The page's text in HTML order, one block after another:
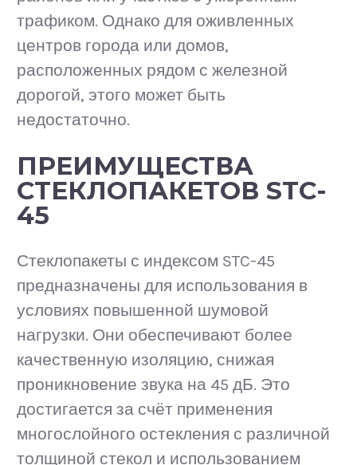
трафиком. Однако для оживленных
центров города или домов,
расположенных рядом с железной
дорогой, этого может быть
недостаточно.
ПРЕИМУЩЕСТВА
СТЕКЛОПАКЕТОВ STC-
45
Стеклопакеты с индексом STC-45
предназначены для использования в
условиях повышенной шумовой
нагрузки. Они обеспечивают более
качественную изоляцию, снижая
проникновение звука на 45 дБ. Это
достигается за счёт применения
многослойного остекления с различной
толщиной стекол и использованием